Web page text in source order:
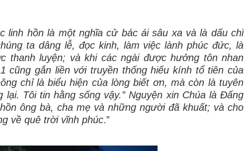
linh hồn là một nghĩa cử bác ái sâu xa và là dấu chỉ
ta dâng lễ, đọc kinh, làm việc lành phúc đức, là
thanh luyện; và khi các ngài được hưởng tôn nhan
cũng gắn liền với truyền thống hiếu kính tổ tiên của
chỉ là biểu hiện của lòng biết ơn, mà còn là tuyên
Tôi tin hằng sống vậy.” Nguyện xin Chúa là Đấng
ông bà, cha mẹ và những người đã khuất; và cho
về quê trời vĩnh phúc.”